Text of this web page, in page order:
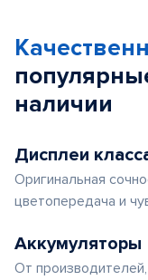
наличии
Дисплеи
Оригинальная
цветопередача и
Аккумуляторы
От